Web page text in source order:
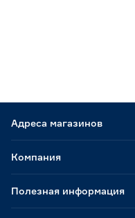
Адреса магазинов
Компания
Полезная информация